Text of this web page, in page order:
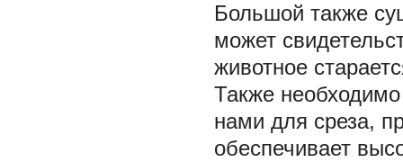
Большой также
может
животное
Также
нами для среза,
обеспечивает